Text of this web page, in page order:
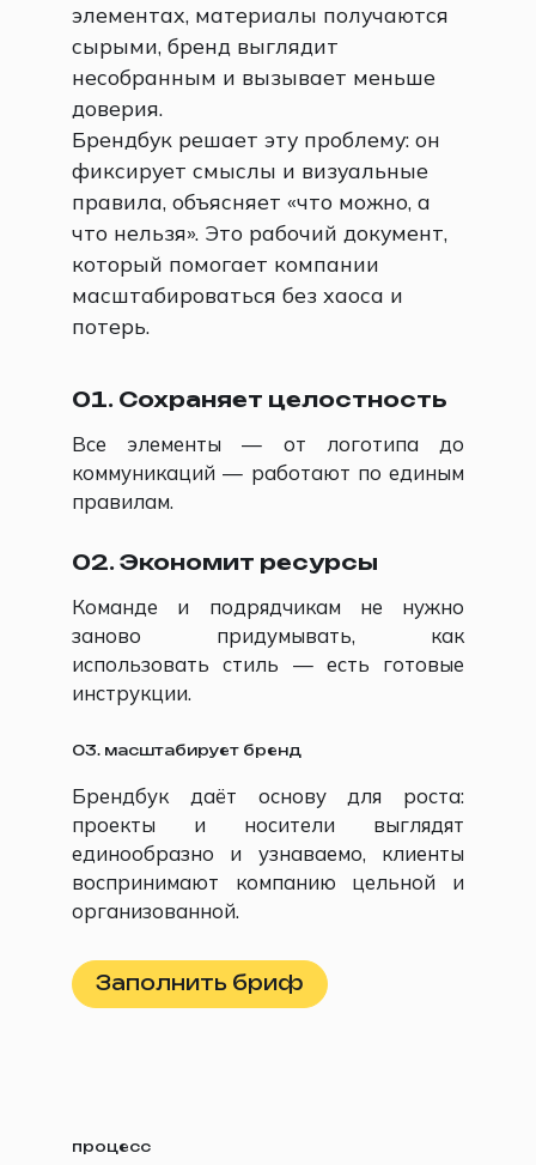
элементах, материалы получаются
сырыми, бренд выглядит
несобранным и вызывает меньше
доверия.
Брендбук решает эту проблему: он
фиксирует смыслы и визуальные
правила, объясняет «что можно, а
что нельзя». Это рабочий документ,
который помогает компании
масштабироваться без хаоса и
потерь.
01. Сохраняет целостность
Все элементы — от логотипа до
коммуникаций — работают по единым
правилам.
02. Экономит ресурсы
Команде и подрядчикам не нужно
заново придумывать, как
использовать стиль — есть готовые
инструкции.
03. масштабирует бренд
Брендбук даёт основу для роста:
проекты и носители выглядят
единообразно и узнаваемо, клиенты
воспринимают компанию цельной и
организованной.
Заполнить бриф
процесс